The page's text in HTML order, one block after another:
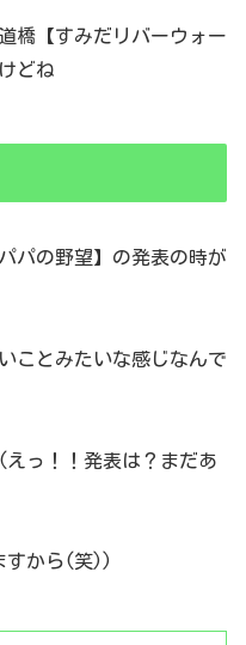
橋【すみだリバーウォー
どね
パの野望】の発表の時が
ことみたいな感じなんで
っ！！発表は？まだあ
すから(笑))